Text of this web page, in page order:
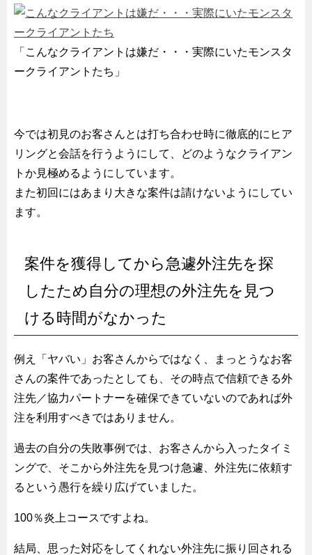
「こんなクライアントは嫌だ・・・実際にいたモンスタ
ークライアントたち」
今では初見のお客さんとは打ち合わせ時に徹底的にヒア
リングと会話を行うようにして、どのようなクライアン
トか見極めるようにしています。
また初回にはあまり大きな案件は請けないようにしてい
ます。
案件を獲得してから急遽外注先を探
したため自分の理想の外注先を見つ
ける時間がなかった
例え「ヤバい」お客さんからではなく、まっとうなお客
さんの案件であったとしても、その時点で信頼できる外
注先／協力パートナーを確保できていないのであれば外
注を利用すべきではありません。
過去の自分の失敗事例では、お客さんから入ったタイミ
ングで、そこから外注先を見つけ急遽、外注先に依頼す
るという愚行を繰り広げていました。
100％炎上コースですよね。
結局、思った対応をしてくれない外注先に振り回される